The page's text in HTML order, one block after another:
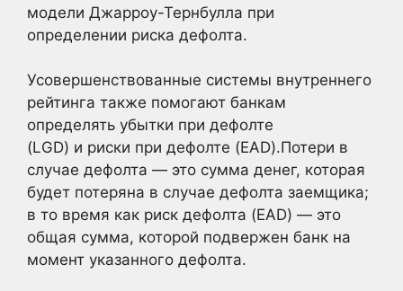
модели Джарроу-Тернбулла при
определении риска дефолта.
Усовершенствованные системы внутреннего
рейтинга также помогают банкам
определять убытки при дефолте
(LGD) и риски при дефолте (EAD).Потери в
случае дефолта — это сумма денег, которая
будет потеряна в случае дефолта заемщика;
в то время как риск дефолта (EAD) — это
общая сумма, которой подвержен банк на
момент указанного дефолта.